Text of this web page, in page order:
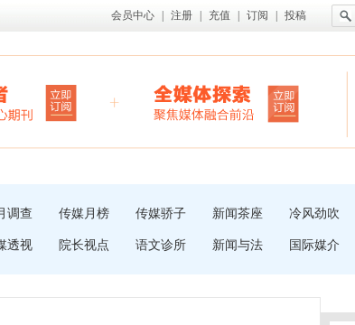
会员中心 注册 充值 订阅 投稿
调查 传媒月榜 传媒骄子 新闻茶座 冷风劲吹
透视 院长视点 语文诊所 新闻与法 国际媒介